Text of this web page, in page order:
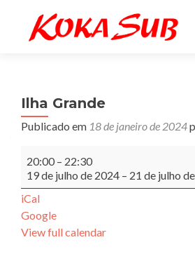
Ilha Grande
Publicado em 18 de janeiro de 2024
Grande
20:00 – 22:30
19 de julho de 2024 – 21 de julho
iCal
Google
View full calendar